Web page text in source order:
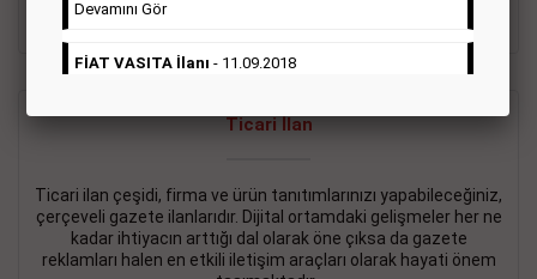
Ticari İlan
Ticari ilan çeşidi, firma ve ürün tanıtımlarınızı yapabileceğiniz,
çerçeveli gazete ilanlarıdır. Dijital ortamdaki gelişmeler her ne
kadar ihtiyacın arttığı dal olarak öne çıksa da gazete
reklamları halen en etkili iletişim araçları olarak hayati önem
Devamını Gör
FİAT VASITA İlanı - 11.09.2018
2.800.000e kurumsal mağaza.
BAKIRKÖY SATILIK İlanı- 11.09.2018
KARTALTEPEde kelepir 2+ 1 satılık daire